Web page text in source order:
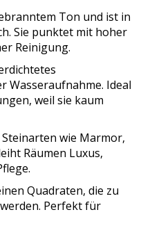
Ton und ist in
. Sie punktet mit hoher
Reinigung.
Wasseraufnahme. Ideal
weil sie kaum
wie Marmor,
Räumen Luxus,
Quadraten, die zu
. Perfekt für